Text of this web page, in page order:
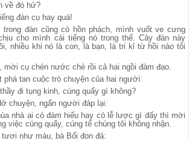
về đó hử?
đàn cụ hay quá!
đàn cũng có hồn phách, mình vuốt ve cưng
cho mình cái tiếng nó trong thế. Cây đàn này
nhiều khi nó là con, là bạn, là tri kỉ từ hồi nào tôi
mời cụ chén nước chè rồi cả hai ngồi đàm đạo.
phá tan cuộc trò chuyện của hai người:
đi tụng kinh, cúng quẩy gì không?
chuyện, ngẩn người đáp lại:
nhà ai có đám hiếu hay có lễ lược gì đấy thì mời
việc cúng quẩy, cúng tế chúng tôi không nhận.
tươi như máu, bà Bổi đon đả: